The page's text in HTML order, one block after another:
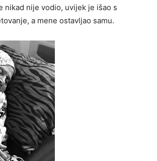
nikad nije vodio, uvijek je išao s
a mene ostavljao samu.